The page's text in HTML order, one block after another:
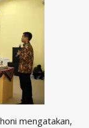
mengatakan,